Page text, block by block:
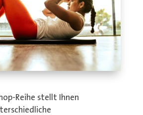
Reihe stellt Ihnen